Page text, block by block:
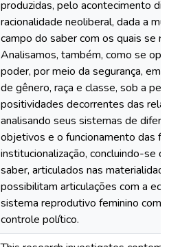
produzidas, pelo acontecimento
racionalidade neoliberal, dada a
campo do saber com os quais se
Analisamos, também, como se
poder, por meio da segurança, em
de gênero, raça e classe, sob a
positividades decorrentes das
analisando seus sistemas de
objetivos e o funcionamento das
institucionalização, concluindo-se
saber, articulados nas
possibilitam articulações com a
sistema reprodutivo feminino
controle político.